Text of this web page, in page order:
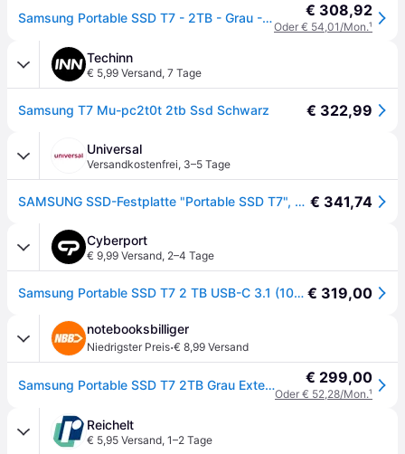
Samsung Portable SSD T7 - 2TB - Grau - Extern SSD - USB 3.2 Gen 2 € 308,92
Oder € 54,01/Mon.¹
Techinn
€ 5,99 Versand, 7 Tage
Samsung T7 Mu-pc2t0t 2tb Ssd Schwarz € 322,99
Universal
Versandkostenfrei, 3–5 Tage
SAMSUNG SSD-Festplatte "Portable SSD T7", grau, 2 TB, Schreibgeschwindigkeitmaximal 1000 MB/s Lesegeschwindigkeitmaximal 1050 MB/s, Festplatten, SSD-Festplatte € 341,74
Cyberport
€ 9,99 Versand, 2–4 Tage
Samsung Portable SSD T7 2 TB USB-C 3.1 (10Gb/s) Titan Gray externe Festplatte SSD € 319,00
notebooksbilliger
Niedrigster Preis·€ 8,99 Versand
Samsung Portable SSD T7 2TB Grau Externe Solid-State-Drive, USB 3.2 Gen 2x1 € 299,00
Oder € 52,28/Mon.¹
Reichelt
€ 5,95 Versand, 1–2 Tage